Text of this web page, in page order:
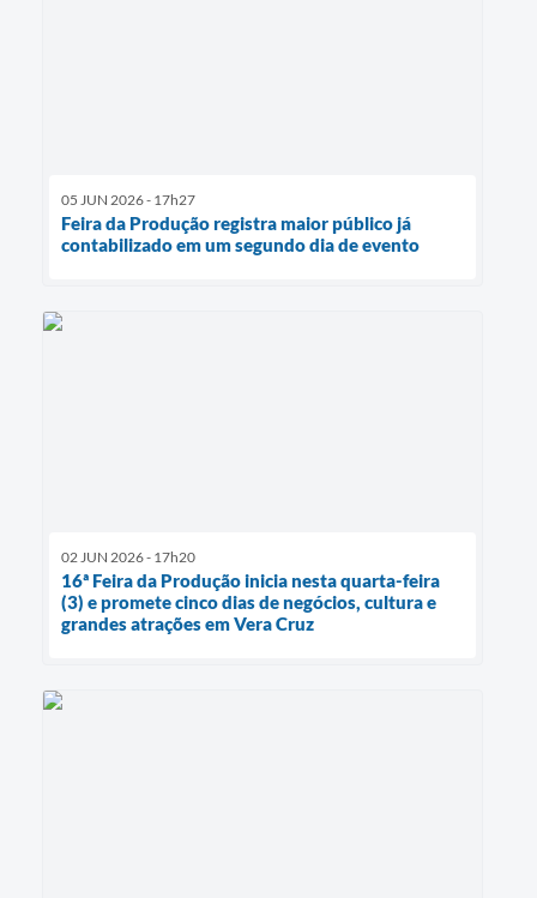
05 JUN 2026 - 17h27
Feira da Produção registra maior público já
contabilizado em um segundo dia de evento
02 JUN 2026 - 17h20
16ª Feira da Produção inicia nesta quarta-feira
(3) e promete cinco dias de negócios, cultura e
grandes atrações em Vera Cruz